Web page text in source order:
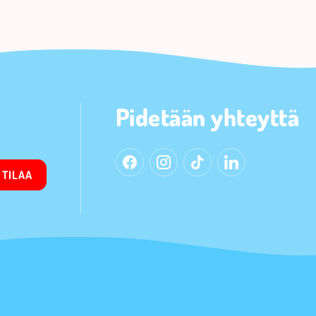
TILAA
Pidetään yhteyttä